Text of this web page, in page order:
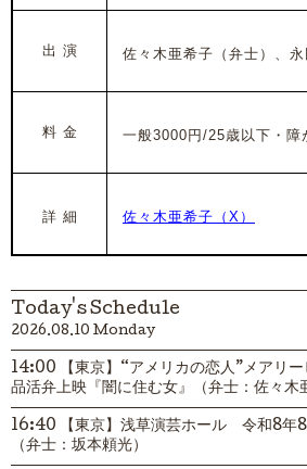
出 演 佐々木亜希子 （弁士）、
料 金 一般3000円/25歳以下・障
詳 細 佐々木亜希子（X）
Today's Schedule
2026.08.10 Monday
14:00 【東京】“アメリカの恋人”メアリ
品活弁上映『闇に住む女』（弁士：佐々木
16:40 【東京】浅草演芸ホール 令和8年
（弁士：坂本頼光）